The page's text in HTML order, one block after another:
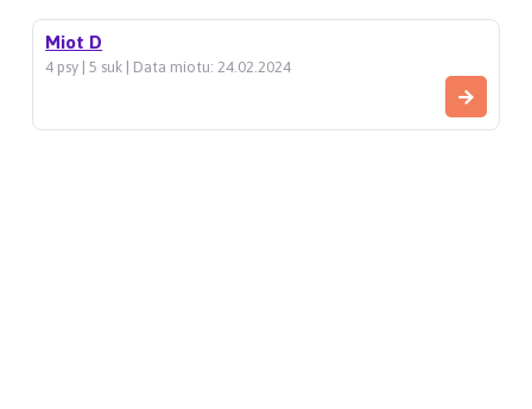
Miot D
4 psy | 5 suk | Data miotu: 24.02.2024